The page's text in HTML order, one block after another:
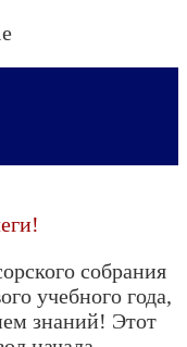
собрания
учебного года,
знаний! Этот